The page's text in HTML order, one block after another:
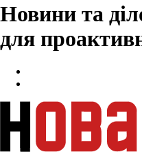
Новини та
для